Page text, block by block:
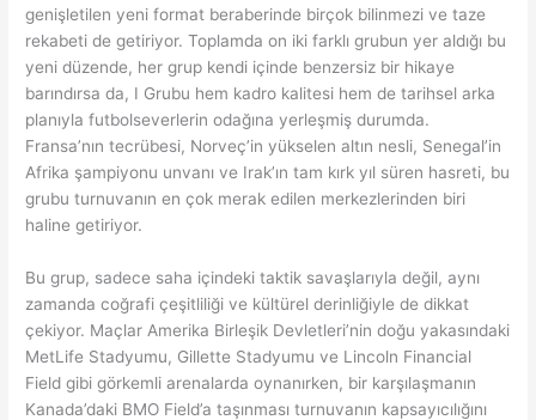
genişletilen yeni format beraberinde birçok bilinmezi ve taze
rekabeti de getiriyor. Toplamda on iki farklı grubun yer aldığı bu
yeni düzende, her grup kendi içinde benzersiz bir hikaye
barındırsa da, I Grubu hem kadro kalitesi hem de tarihsel arka
planıyla futbolseverlerin odağına yerleşmiş durumda.
Fransa’nın tecrübesi, Norveç’in yükselen altın nesli, Senegal’in
Afrika şampiyonu unvanı ve Irak’ın tam kırk yıl süren hasreti, bu
grubu turnuvanın en çok merak edilen merkezlerinden biri
haline getiriyor.
Bu grup, sadece saha içindeki taktik savaşlarıyla değil, aynı
zamanda coğrafi çeşitliliği ve kültürel derinliğiyle de dikkat
çekiyor. Maçlar Amerika Birleşik Devletleri’nin doğu yakasındaki
MetLife Stadyumu, Gillette Stadyumu ve Lincoln Financial
Field gibi görkemli arenalarda oynanırken, bir karşılaşmanın
Kanada’daki BMO Field’a taşınması turnuvanın kapsayıcılığını